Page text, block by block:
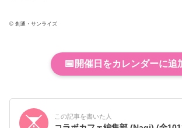
© 創通・サンライズ
📅 開催日をカレンダーに追
この記事を書いた人